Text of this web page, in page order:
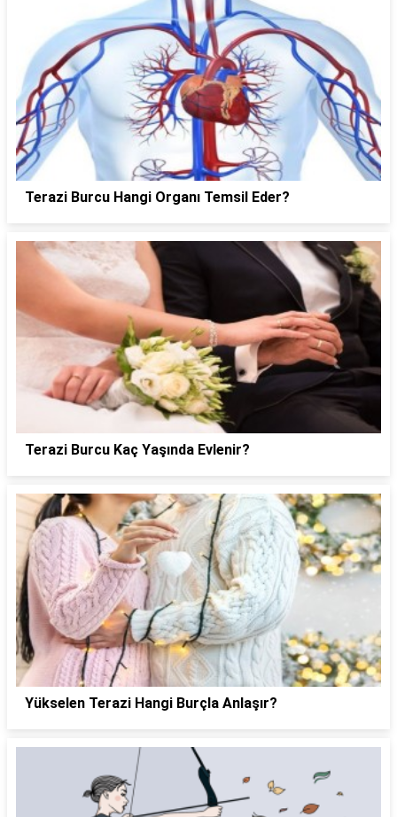
Terazi Burcu Hangi Organı Temsil Eder?
Terazi Burcu Kaç Yaşında Evlenir?
Yükselen Terazi Hangi Burçla Anlaşır?